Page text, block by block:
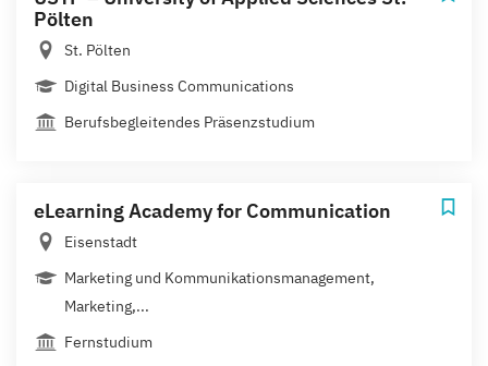
Pölten
St. Pölten
Digital Business Communications
Berufsbegleitendes Präsenzstudium
eLearning Academy for Communication
Eisenstadt
Marketing und Kommunikationsmanagement,
Marketing,...
Fernstudium